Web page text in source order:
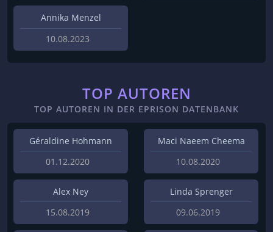
Annika Menzel
10.08.2023
TOP AUTOREN
TOP AUTOREN IN DER EPRISON DATENBANK
Géraldine Hohmann
01.12.2020
Maci Naeem Cheema
10.08.2020
Alex Ney
15.08.2019
Linda Sprenger
09.06.2019